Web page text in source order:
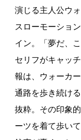
演じる主人公ウ
スローモーショ
イン。「夢だ、
セリフがキャッ
報は、ウォーカ
通路を歩き続け
抜粋。その印象
ーツを着て歩い